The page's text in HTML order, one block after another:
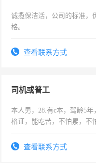
诚揽保洁活，公司的标准，
格。
查看联系方式
司机或普工
本人男，28.有c本，驾龄5年
格证，能吃苦，不怕累，不
查看联系方式